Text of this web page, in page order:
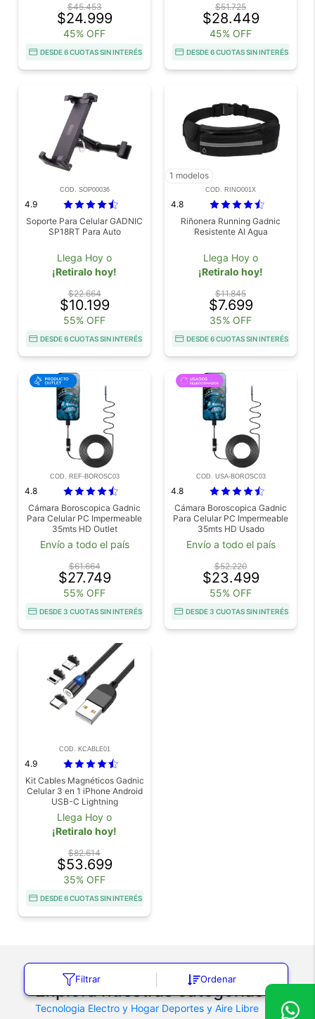
Filtrar Ordenar
$45.453
$24.999
45% OFF
DESDE 6 CUOTAS SIN INTERÉS
$51.725
$28.449
45% OFF
DESDE 6 CUOTAS SIN INTERÉS
COD. SOP00036
4.9
Soporte Para Celular GADNIC
SP18RT Para Auto
Llega Hoy o
¡Retiralo hoy!
$22.664
$10.199
55% OFF
DESDE 6 CUOTAS SIN INTERÉS
1 modelos
COD. RINO001X
4.8
Riñonera Running Gadnic
Resistente Al Agua
Llega Hoy o
¡Retiralo hoy!
$11.845
$7.699
35% OFF
DESDE 6 CUOTAS SIN INTERÉS
COD. REF-BOROSC03
4.8
Cámara Boroscopica Gadnic
Para Celular PC Impermeable
35mts HD Outlet
Envío a todo el país
$61.664
$27.749
55% OFF
DESDE 3 CUOTAS SIN INTERÉS
COD. USA-BOROSC03
4.8
Cámara Boroscopica Gadnic
Para Celular PC Impermeable
35mts HD Usado
Envío a todo el país
$52.220
$23.499
55% OFF
DESDE 3 CUOTAS SIN INTERÉS
COD. KCABLE01
4.9
Kit Cables Magnéticos Gadnic
Celular 3 en 1 iPhone Android
USB-C Lightning
Llega Hoy o
¡Retiralo hoy!
$82.614
$53.699
35% OFF
DESDE 6 CUOTAS SIN INTERÉS
Explorá nuestras categorías
Tecnologia Electro y Hogar Deportes y Aire Libre